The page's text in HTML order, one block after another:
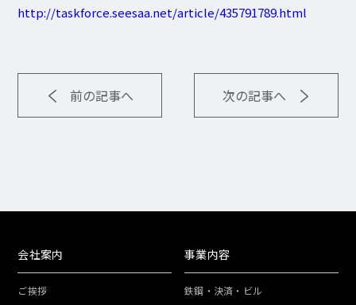
http://taskforce.seesaa.net/article/435791789.html
前の記事へ 次の記事へ
会社案内
ご挨拶
事業内容
鉄鋼・決済・ビル